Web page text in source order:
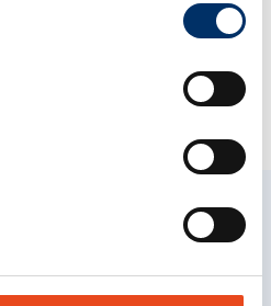
in Compliance,
eine umfassende
Prüfungen und Echtzeit-